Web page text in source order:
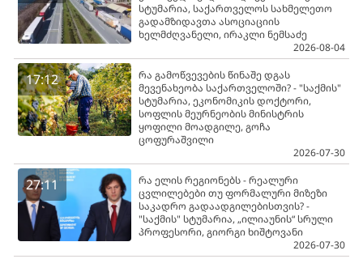
სტუმარია, საქართველოს სახმელეთო
გადამზიდავთა ასოციაციის
ხელმძღვანელი, ირაკლი ნემსაძე
2026-08-04
17:12
რა გამოწვევების წინაშე დგას
მევენახეობა საქართველოში? - "საქმის"
სტუმარია, ეკონომიკის დოქტორი,
სოფლის მეურნეობის მინისტრის
ყოფილი მოადგილე, გოჩა
ცოფურაშვილი
2026-07-30
27:11
რა ელის რეგიონებს - რეალური
ცვლილებები თუ ფორმალური მიზეზი
საკადრო გადაადგილებისთვის? -
"საქმის" სტუმარია, „ილიაუნის“ სრული
პროფესორი, გიორგი ხიშტოვანი
2026-07-30